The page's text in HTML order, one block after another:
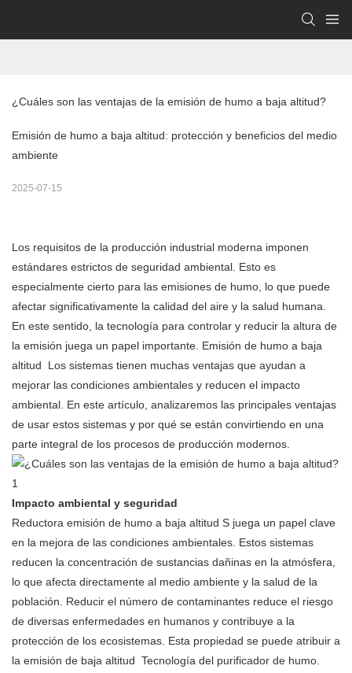
¿Cuáles son las ventajas de la emisión de humo a baja altitud?
Emisión de humo a baja altitud: protección y beneficios del medio
ambiente
2025-07-15
Los requisitos de la producción industrial moderna imponen
estándares estrictos de seguridad ambiental. Esto es
especialmente cierto para las emisiones de humo, lo que puede
afectar significativamente la calidad del aire y la salud humana.
En este sentido, la tecnología para controlar y reducir la altura de
la emisión juega un papel importante. Emisión de humo a baja
altitud
Los sistemas tienen muchas ventajas que ayudan a
mejorar las condiciones ambientales y reducen el impacto
ambiental. En este artículo, analizaremos las principales ventajas
de usar estos sistemas y por qué se están convirtiendo en una
parte integral de los procesos de producción modernos.
Impacto ambiental y seguridad
Reductora emisión de humo a baja altitud S juega un papel clave
en la mejora de las condiciones ambientales. Estos sistemas
reducen la concentración de sustancias dañinas en la atmósfera,
lo que afecta directamente al medio ambiente y la salud de la
población. Reducir el número de contaminantes reduce el riesgo
de diversas enfermedades en humanos y contribuye a la
protección de los ecosistemas. Esta propiedad se puede atribuir a
la emisión de baja altitud Tecnología del purificador de humo.